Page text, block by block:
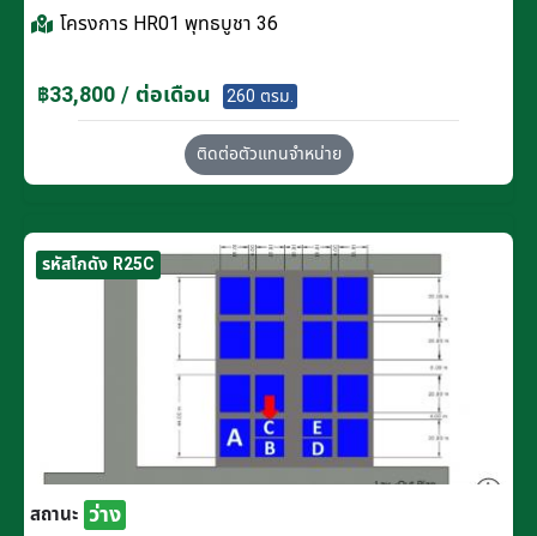
โครงการ HR01 พุทธบูชา 36
฿33,800 / ต่อเดือน 260 ตรม.
ติดต่อตัวแทนจำหน่าย
รหัสโกดัง R25C
สถานะ ว่าง